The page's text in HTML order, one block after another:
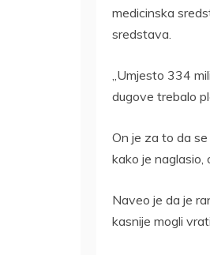
medicinska
sredstava.
„Umjesto 334
dugove trebalo
On je za to da
kako je naglasio,
Naveo je da je
kasnije mogli